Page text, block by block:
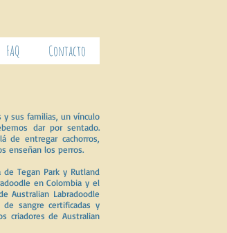
FAQ Contacto
sus familias, un vínculo
dar por sentado.
de entregar cachorros,
enseñan los perros.
Tegan Park y Rutland
en Colombia y el
Australian Labradoodle
de sangre certificadas y
criadores de Australian